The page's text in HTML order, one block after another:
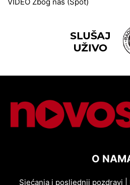
O
Sjećanja i posljednji pozdravi